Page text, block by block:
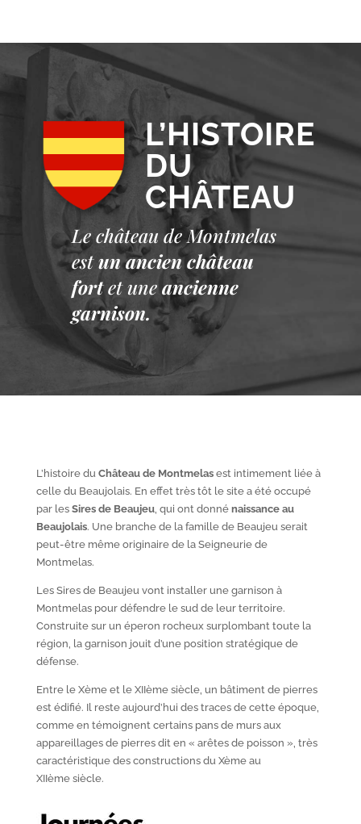
L’HISTOIRE
DU
CHÂTEAU
Le château de Montmelas
est un ancien château
fort et une ancienne
garnison.
L’histoire duChâteau de Montmelasest intimement liée à
celle du Beaujolais. En effet très tôt le site a été occupé
par les Sires de Beaujeu, qui ont donné naissance au
Beaujolais. Une branche de la famille de Beaujeu serait
peut-être même originaire de la Seigneurie de
Montmelas.
Les Sires de Beaujeu vont installer une garnison à
Montmelas pour défendre le sud de leur territoire.
Construite sur un éperon rocheux surplombant toute la
région, la garnison jouit d’une position stratégique de
défense.
Entre le Xèmeet le XIIèmesiècle, un bâtiment de pierres
est édifié. Il reste aujourd’hui des traces de cette époque,
comme en témoignent certains pans de murs aux
appareillages de pierres dit en « arêtes de poisson », très
caractéristique des constructions du Xèmeau
XIIèmesiècle.